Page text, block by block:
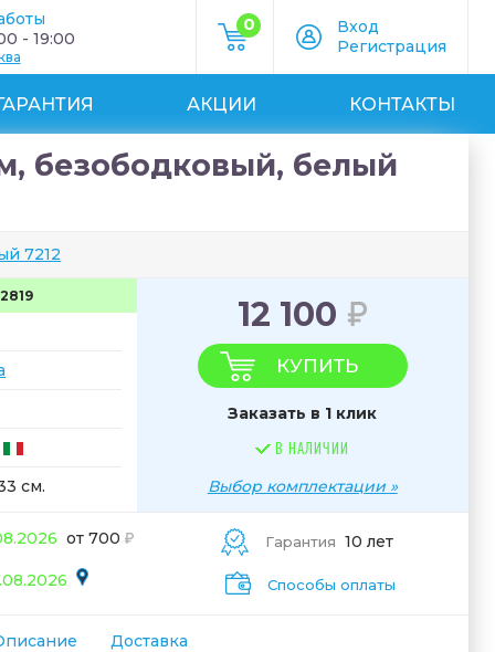
- 19:00
0
Вход
Регистрация
АКЦИИ КОНТАКТЫ
безободковый, белый
7212
см.
12 100
КУПИТЬ
Заказать в 1 клик
В НАЛИЧИИ
Выбор комплектации »
от 700 Гарантия 10 лет
Способы оплаты
Доставка